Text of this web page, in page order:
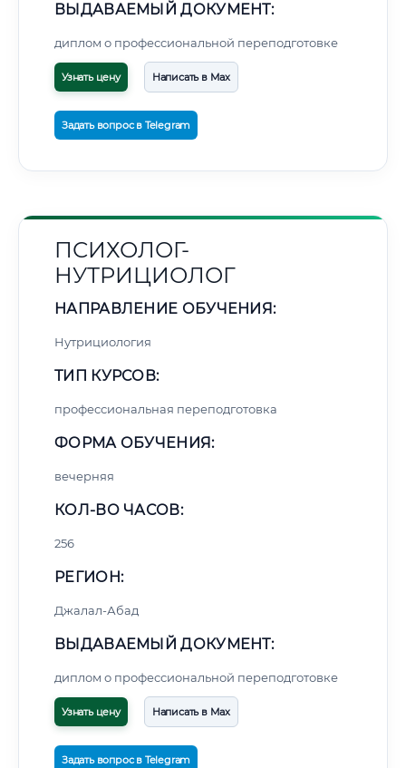
ВЫДАВАЕМЫЙ ДОКУМЕНТ:
диплом о профессиональной переподготовке
Узнать цену Написать в Max
Задать вопрос в Telegram
ПСИХОЛОГ-
НУТРИЦИОЛОГ
НАПРАВЛЕНИЕ ОБУЧЕНИЯ:
Нутрициология
ТИП КУРСОВ:
профессиональная переподготовка
ФОРМА ОБУЧЕНИЯ:
вечерняя
КОЛ-ВО ЧАСОВ:
256
РЕГИОН:
Джалал-Абад
ВЫДАВАЕМЫЙ ДОКУМЕНТ:
диплом о профессиональной переподготовке
Узнать цену Написать в Max
Задать вопрос в Telegram